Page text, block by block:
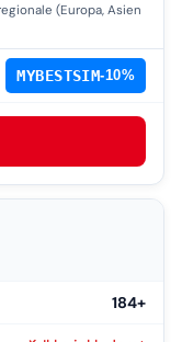
(Europa, Asien
MYBESTSIM-10%
184+